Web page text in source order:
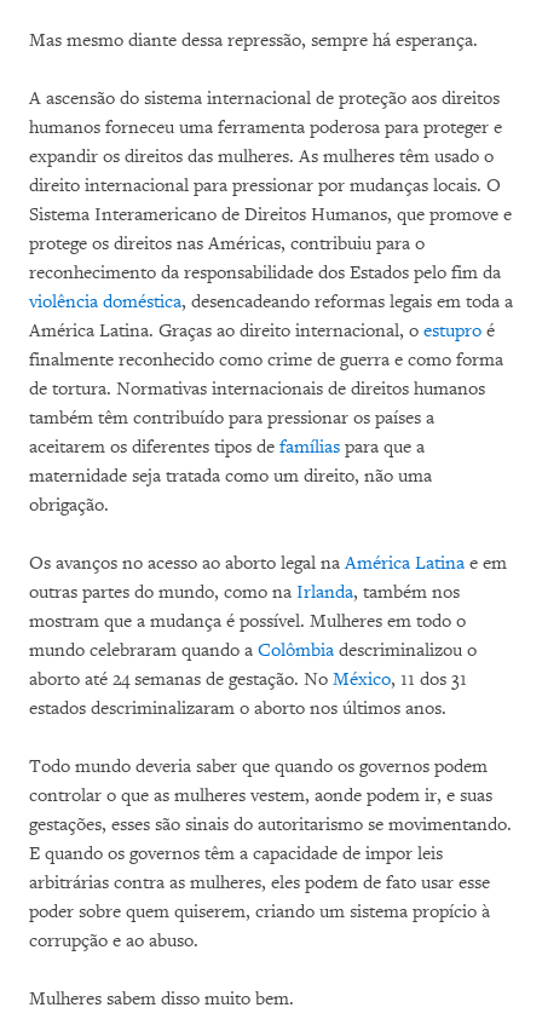
Mas mesmo diante dessa repressão, sempre há esperança.
A ascensão do sistema internacional de proteção aos direitos
humanos forneceu uma ferramenta poderosa para proteger e
expandir os direitos das mulheres. As mulheres têm usado o
direito internacional para pressionar por mudanças locais. O
Sistema Interamericano de Direitos Humanos, que promove e
protege os direitos nas Américas, contribuiu para o
reconhecimento da responsabilidade dos Estados pelo fim da
violência doméstica, desencadeando reformas legais em toda a
América Latina. Graças ao direito internacional, o estupro é
finalmente reconhecido como crime de guerra e como forma
de tortura. Normativas internacionais de direitos humanos
também têm contribuído para pressionar os países a
aceitarem os diferentes tipos de famílias para que a
maternidade seja tratada como um direito, não uma
obrigação.
Os avanços no acesso ao aborto legal naAmérica Latina e em
outras partes do mundo, como na Irlanda, também nos
mostram que a mudança é possível. Mulheres em todo o
mundo celebraram quando a Colômbia descriminalizou o
aborto até 24 semanas de gestação. No México, 11 dos 31
estados descriminalizaram o aborto nos últimos anos.
Todo mundo deveria saber que quando os governos podem
controlar o que as mulheres vestem, aonde podem ir, e suas
gestações, esses são sinais do autoritarismo se movimentando.
E quando os governos têm a capacidade de impor leis
arbitrárias contra as mulheres, eles podem de fato usar esse
poder sobre quem quiserem, criando um sistema propício à
corrupção e ao abuso.
Mulheres sabem disso muito bem.